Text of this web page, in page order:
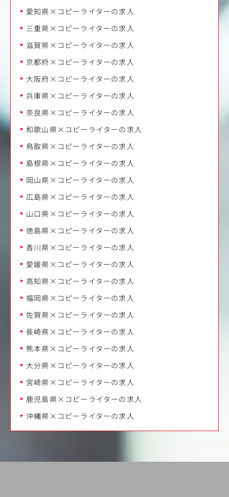
愛知県×コピーライターの求人
三重県×コピーライターの求人
滋賀県×コピーライターの求人
京都府×コピーライターの求人
大阪府×コピーライターの求人
兵庫県×コピーライターの求人
奈良県×コピーライターの求人
和歌山県×コピーライターの求人
鳥取県×コピーライターの求人
島根県×コピーライターの求人
岡山県×コピーライターの求人
広島県×コピーライターの求人
山口県×コピーライターの求人
徳島県×コピーライターの求人
香川県×コピーライターの求人
愛媛県×コピーライターの求人
高知県×コピーライターの求人
福岡県×コピーライターの求人
佐賀県×コピーライターの求人
長崎県×コピーライターの求人
熊本県×コピーライターの求人
大分県×コピーライターの求人
宮崎県×コピーライターの求人
鹿児島県×コピーライターの求人
沖縄県×コピーライターの求人